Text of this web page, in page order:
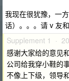
我现在很犹豫，一
话）。。。请 v 友
Supplement 1 ·
感谢大家给的意见
公司给我穿小鞋的
不像上下级，领导